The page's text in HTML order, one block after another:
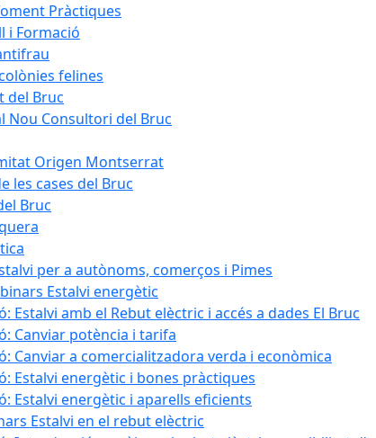
Pràctiques
i Formació
felines
del Bruc
Nou Consultori del Bruc
Origen Montserrat
les cases del Bruc
Bruc
per a autònoms, comerços i Pimes
Estalvi energètic
Estalvi amb el Rebut elèctric i accés a dades El Bruc
Canviar potència i tarifa
Canviar a comercialitzadora verda i econòmica
Estalvi energètic i bones pràctiques
Estalvi energètic i aparells eficients
Estalvi en el rebut elèctric